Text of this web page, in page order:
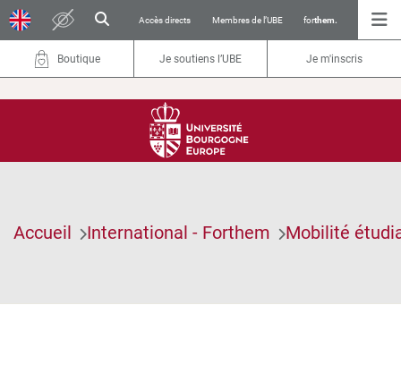
Accès directs Membres de l’UBE forthem.
Boutique Je soutiens l’UBE Je m'inscris
Accueil International - Forthem Mobilité